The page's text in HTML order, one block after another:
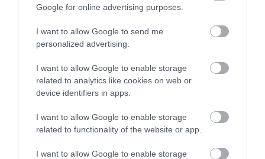
Google for online advertising purposes.
I want to allow Google to send me
personalized advertising.
I want to allow Google to enable storage
related to analytics like cookies on web or
device identifiers in apps.
I want to allow Google to enable storage
related to functionality of the website or app.
I want to allow Google to enable storage
bennünket az EGRI ÜGYEK Google Hírek oldalán!